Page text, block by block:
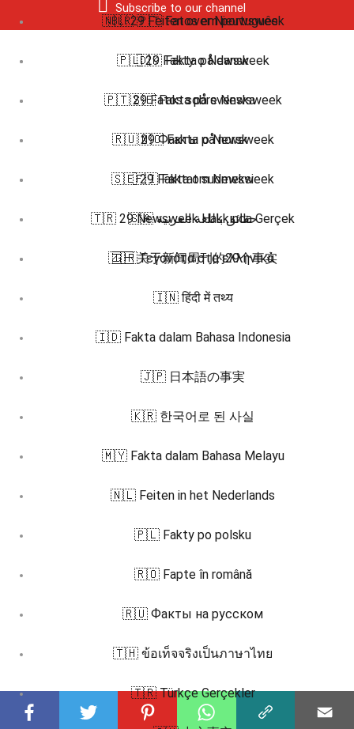
Subscribe to our channel
🇳🇱 29 Feiten over Nieuwsweek
🇵🇱 29 Fakty o Newsweek
🇵🇹 29 Fatos sobre Newsweek
🇷🇺 29 Факты о Newsweek
🇸🇪 29 Fakta om Newsweek
🇹🇷 29 Newsweek Hakkında Gerçek
🇿🇭 关于新闻周刊的29个事实
🇧🇷 🇵🇹 Fatos em português
🇩🇰 Fakta på dansk
🇸🇪 Fakta på svenska
🇳🇴 Fakta på norsk
🇫🇮 Faktat suomeksi
🇸🇦 حقائق باللغة العربية
🇬🇷 Γεγονότα στα ελληνικά
🇮🇳 हिंदी में तथ्य
🇮🇩 Fakta dalam Bahasa Indonesia
🇯🇵 日本語の事実
🇰🇷 한국어로 된 사실
🇲🇾 Fakta dalam Bahasa Melayu
🇳🇱 Feiten in het Nederlands
🇵🇱 Fakty po polsku
🇷🇴 Fapte în română
🇷🇺 Факты на русском
🇹🇭 ข้อเท็จจริงเป็นภาษาไทย
🇹🇷 Türkçe Gerçekler